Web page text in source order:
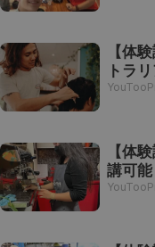
【体
トラ
【体
講可